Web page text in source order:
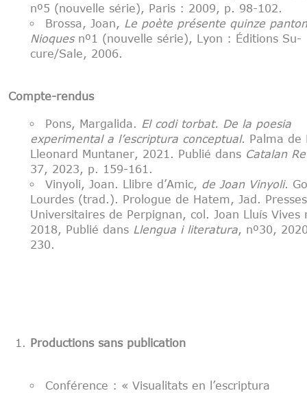
nº5 (nouvelle série), Paris : 2009, p. 98-102.
Brossa, Joan, Le poète présente quinze
Nioquesnº1 (nouvelle série), Lyon : Éditions Su-
cure/Sale, 2006.
Compte-rendus
Pons, Margalida. El codi torbat. De la poesia
experimental a l’escriptura conceptual. Palma de
Lleonard Muntaner, 2021. Publié dans Catalan
37, 2023, p. 159-161.
Vinyoli, Joan. Llibre d’Amic, de Joan Vinyoli.
Lourdes (trad.). Prologue de Hatem, Jad. Presses
Universitaires de Perpignan, col. Joan Lluís Vives
2018, Publié dans Llengua i literatura, nº30,
230.
Productions sans publication
Conférence : « Visualitats en l’escriptura